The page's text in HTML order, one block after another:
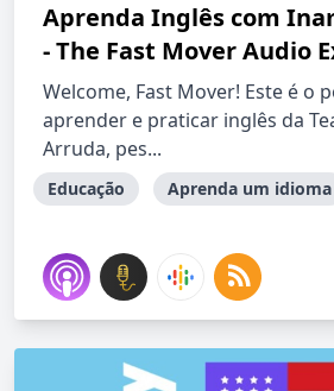
Aprenda Inglês com
- The Fast Mover Audio
Welcome, Fast Mover! Este é o
aprender e praticar inglês da
Arruda, pes...
Educação Aprenda um idioma